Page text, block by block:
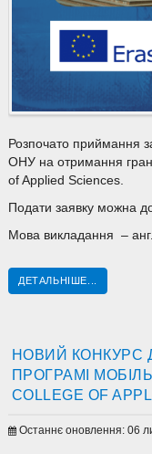
Розпочато приймання
ОНУ на отримання
of Applied Sciences.
Подати заявку можна
Мова викладання –
ДЕТАЛЬНІШЕ...
НОВИЙ КОНКУРС
ПРОГРАМІ
COLLEGE OF
Останнє оновлення: 06